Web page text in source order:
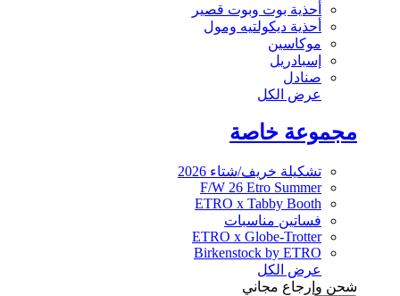
أحذية بوت وبوت قصير
أحذية ديكولتيه ومول
موكاسين
إسبادريل
صنادل
عرض الكل
مجموعة خاصة
تشكيلة خريف/شتاء 2026
F/W 26 Etro Summer
ETRO x Tabby Booth
فساتين مناسبات
ETRO x Globe-Trotter
Birkenstock by ETRO
عرض الكل
شحن وإرجاع مجاني